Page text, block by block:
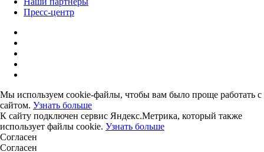
Пресс-центр
Мы используем cookie-файлы, чтобы вам было проще работать с
сайтом. Узнать больше
К сайту подключен сервис Яндекс.Метрика, который также
использует файлы cookie. Узнать больше
Согласен
Согласен